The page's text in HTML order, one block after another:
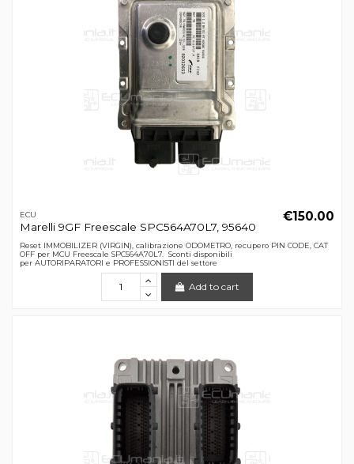
ECU
Marelli 9GF Freescale SPC564A70L7, 95640
€150.00
Reset IMMOBILIZER (VIRGIN), calibrazione ODOMETRO, recupero PIN CODE, CAT
OFF per MCU Freescale SPC564A70L7. Sconti disponibili
per AUTORIPARATORI e PROFESSIONISTI del settore
Add to cart